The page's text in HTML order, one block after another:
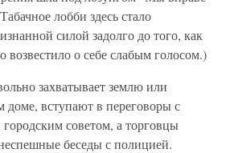
лобби здесь стало
силой задолго до того, как
возвестило о себе слабым голосом.)
захватывает землю или
доме, вступают в переговоры с
советом, а торговцы
беседы с полицией.